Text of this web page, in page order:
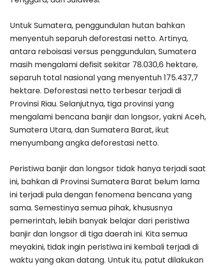
​Untuk Sumatera, penggundulan hutan bahkan
menyentuh separuh deforestasi netto. Artinya,
antara reboisasi versus penggundulan, Sumatera
masih mengalami defisit sekitar 78.030,6 hektare,
separuh total nasional yang menyentuh 175.437,7
hektare. Deforestasi netto terbesar terjadi di
Provinsi Riau. Selanjutnya, tiga provinsi yang
mengalami bencana banjir dan longsor, yakni Aceh,
Sumatera Utara, dan Sumatera Barat, ikut
menyumbang angka deforestasi netto.
​Peristiwa banjir dan longsor tidak hanya terjadi saat
ini, bahkan di Provinsi Sumatera Barat belum lama
ini terjadi pula dengan fenomena bencana yang
sama. Semestinya semua pihak, khususnya
pemerintah, lebih banyak belajar dari peristiwa
banjir dan longsor di tiga daerah ini. Kita semua
meyakini, tidak ingin peristiwa ini kembali terjadi di
waktu yang akan datang. Untuk itu, patut dilakukan